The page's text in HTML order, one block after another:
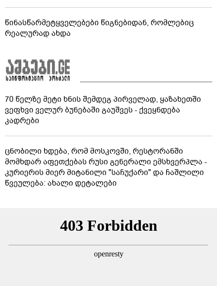
წინასწარმეტყველებები წიგნებიდან, რომლებიც
რეალურად ახდა
70 წელზე მეტი ხნის შემდეგ პირველად, ყაზახეთში
ვეფხვი ველურ ბუნებაში გაუშვეს - ქვეყნდება
კადრები
ცნობილი ხდება, რომ მოსკოვში, რესტორანში
მომხდარ აფეთქებას რუსი გენერალი ემსხვერპლა -
კურიერის მიერ მიტანილი "საჩუქარი" და ჩაშლილი
წვეულება: ახალი დეტალები